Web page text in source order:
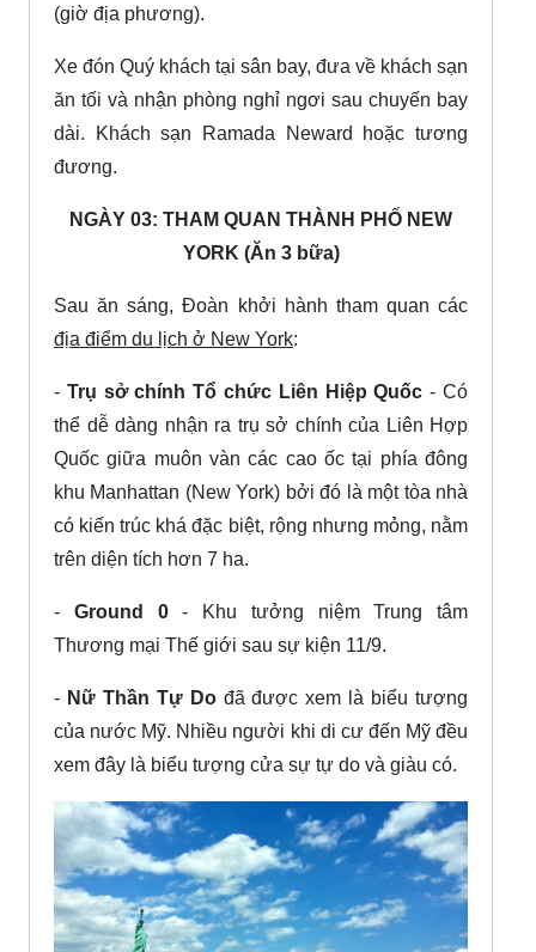
(giờ địa phương).
Xe đón Quý khách tại sân bay, đưa về khách sạn
ăn tối và nhận phòng nghỉ ngơi sau chuyến bay
dài. Khách sạn Ramada Neward hoặc tương
đương.
NGÀY 03: THAM QUAN THÀNH PHỐ NEW
YORK (Ăn 3 bữa)
Sau ăn sáng, Đoàn khởi hành tham quan các
địa điểm du lịch ở New York:
- Trụ sở chính Tổ chức Liên Hiệp Quốc - Có
thể dễ dàng nhận ra trụ sở chính của Liên Hợp
Quốc giữa muôn vàn các cao ốc tại phía đông
khu Manhattan (New York) bởi đó là một tòa nhà
có kiến trúc khá đặc biệt, rộng nhưng mỏng, nằm
trên diện tích hơn 7 ha.
- Ground 0- Khu tưởng niệm Trung tâm
Thương mại Thế giới sau sự kiện 11/9.
- Nữ Thần Tự Dođã được xem là biểu tượng
của nước Mỹ. Nhiều người khi di cư đến Mỹ đều
xem đây là biểu tượng cửa sự tự do và giàu có.